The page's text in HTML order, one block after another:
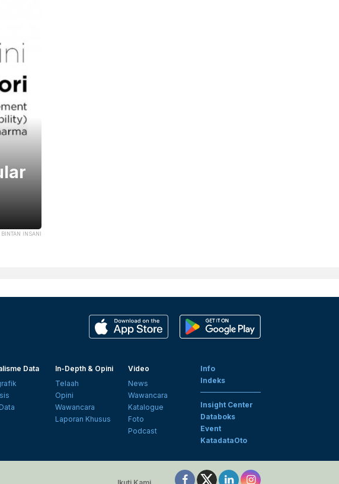
BINTAN INSANI
Data
In-Depth & Opini
Telaah
Opini
Wawancara
Laporan Khusus
Video
News
Wawancara
Katalogue
Foto
Podcast
Info
Indeks
Insight Center
Databoks
Event
KatadataOto